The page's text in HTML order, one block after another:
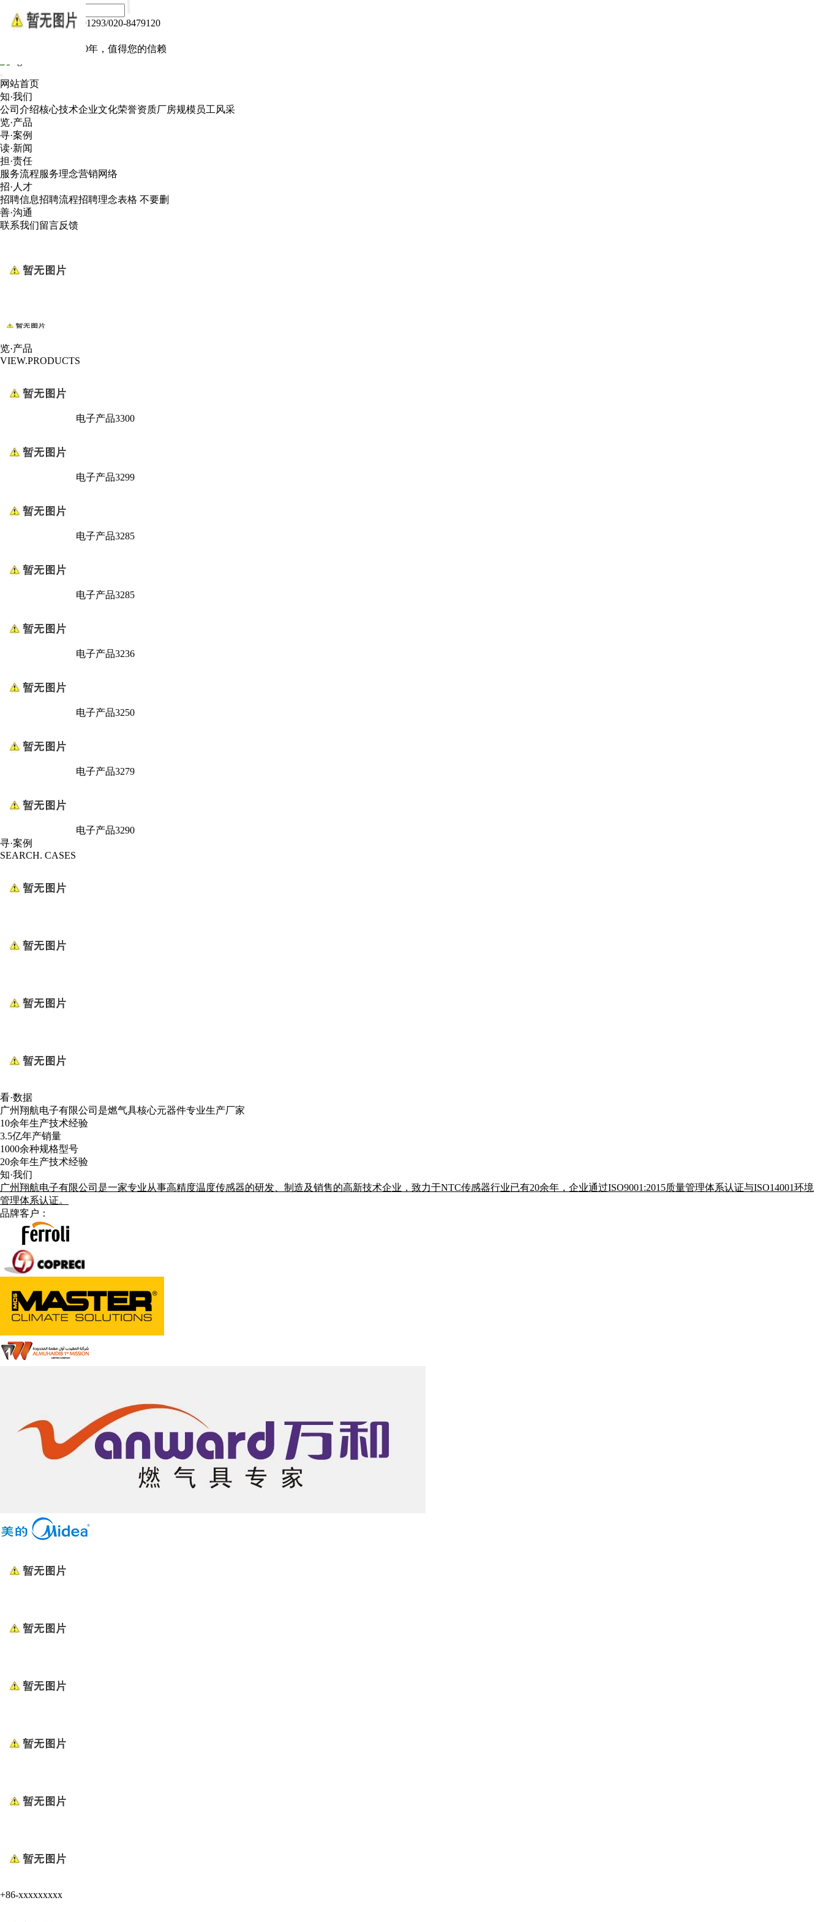
热线电话：020-84791293/020-8479120
电子产品我们做了10年，值得您的信赖
网站首页
知·我们
公司介绍核心技术企业文化荣誉资质厂房规模 员工风采
览·产品
寻·案例
读·新闻
担·责任
服务流程服务理念营销网络
招·人才
招聘信息招聘流程招聘理念表格 不要删
善·沟通
联系我们留言反馈
览·产品
VIEW.PRODUCTS
电子产品3300
电子产品3299
电子产品3285
电子产品3285
电子产品3236
电子产品3250
电子产品3279
电子产品3290
寻·案例
SEARCH. CASES
看·数据
广州翔航电子有限公司是燃气具核心元器件专业生产厂家
10余年生产技术经验
3.5亿年产销量
1000余种规格型号
20余年生产技术经验
知·我们
广州翔航电子有限公司是一家专业从事高精度温度传感器的研发、制造及销售的高新技术企业，致力于NTC传感器行业已有20余年，企业通过ISO9001:2015质量管理体系认证与ISO14001环境
管理体系认证。
品牌客户：
+86-xxxxxxxxx